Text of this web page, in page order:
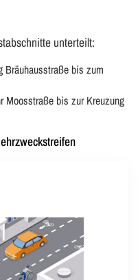
unterteilt:
bis zum
Moosstraße bis zur Kreuzung